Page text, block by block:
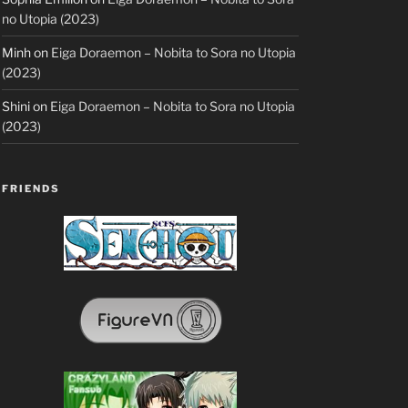
no Utopia (2023)
Minhon Eiga Doraemon – Nobita to Sora no Utopia
(2023)
Shinion Eiga Doraemon – Nobita to Sora no Utopia
(2023)
FRIENDS